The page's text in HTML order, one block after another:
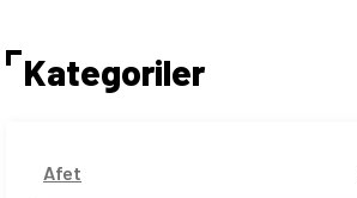
Kategoriler
Afet